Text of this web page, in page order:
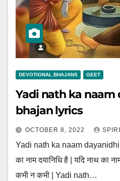
DEVOTIONAL BHAJANS GEET
Yadi nath ka naam
bhajan lyrics
OCTOBER 8, 2022
Yadi nath ka naam
का नाम दयानिधि है | यदि नाथ का
कभी न कभी | Yadi nath…